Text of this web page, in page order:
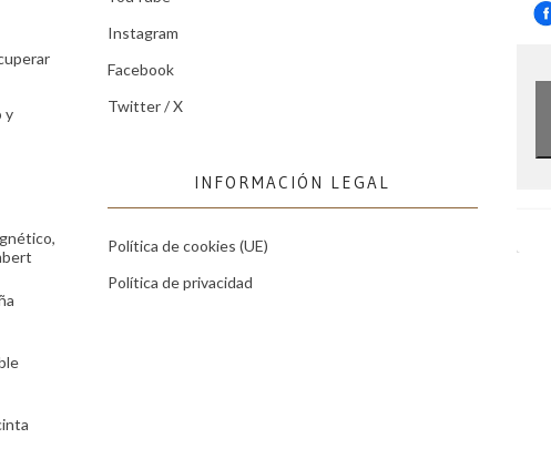
y
Instagram
Facebook
Twitter / X
INFORMACIÓN LEGAL
Política de cookies (UE)
Política de privacidad